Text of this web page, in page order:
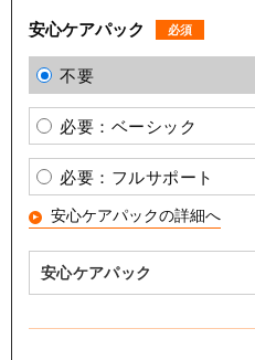
安心ケアパック 必須
不要
必要：ベーシック
必要：フルサポート
安心ケアパックの詳細へ
安心ケアパック